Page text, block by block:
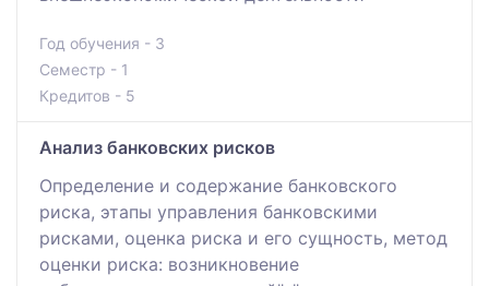
Год обучения - 3
Семестр - 1
Кредитов - 5
Анализ банковских рисков
Определение и содержание банковского
риска, этапы управления банковскими
рисками, оценка риска и его сущность, метод
оценки риска: возникновение